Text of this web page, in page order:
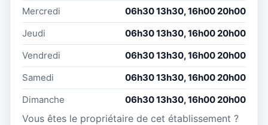
Mercredi
06h30 13h30, 16h00 20h00
Jeudi
06h30 13h30, 16h00 20h00
Vendredi
06h30 13h30, 16h00 20h00
Samedi
06h30 13h30, 16h00 20h00
Dimanche
06h30 13h30, 16h00 20h00
Vous êtes le propriétaire de cet établissement ?